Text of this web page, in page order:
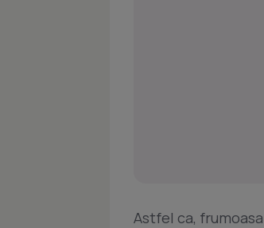
Astfel ca,